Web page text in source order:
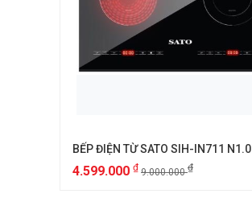
BẾP ĐIỆN TỪ SATO SIH-IN711 N1.0
4.599.000 ₫ 9.000.000₫